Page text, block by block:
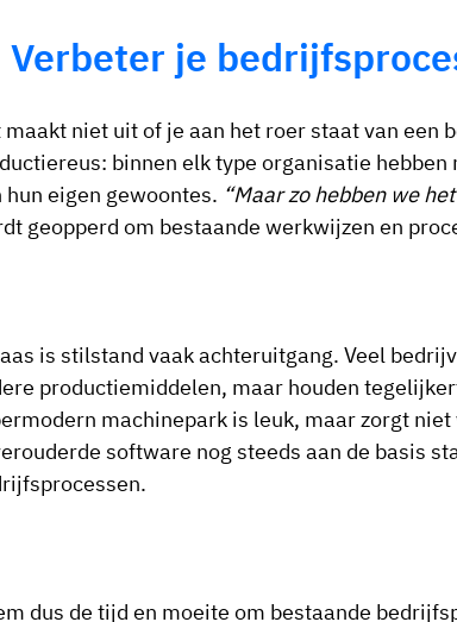
Verbeter je
maakt niet uit of je aan het roer staat van
binnen elk type organisatie
hun eigen gewoontes. “Maar zo hebben we
geopperd om bestaande werkwijzen en
is stilstand vaak achteruitgang. Veel
productiemiddelen, maar houden
machinepark is leuk, maar zorgt
software nog steeds aan de basis
dus de tijd en moeite om bestaande